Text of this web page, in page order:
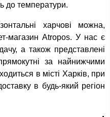
до температури.
харчові можна,
магазин Atropos. У нас є
а також представлені
за найнижчими
в місті Харків, при
в будь-який регіон